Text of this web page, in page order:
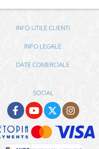
INFO UTILE CLIENTI
INFO LEGALE
DATE COMERCIALE
SOCIAL